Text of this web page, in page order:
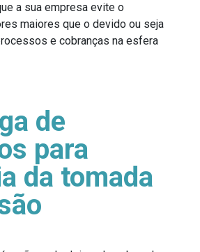
a sua empresa evite o
maiores que o devido ou seja
e cobranças na esfera
de
para
da tomada